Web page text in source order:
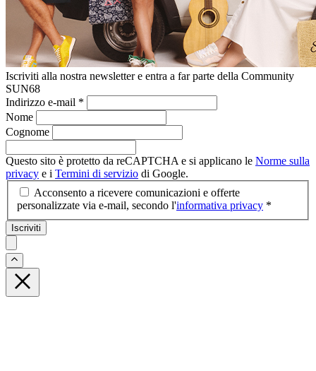
Iscriviti alla nostra newsletter e entra a far parte della Community
SUN68
Indirizzo e-mail *
Nome
Cognome
Questo sito è protetto da reCAPTCHA e si applicano le Norme sulla
privacy e i Termini di servizio di Google.
Acconsento a ricevere comunicazioni e offerte
personalizzate via e-mail, secondo l'informativa privacy *
Iscriviti